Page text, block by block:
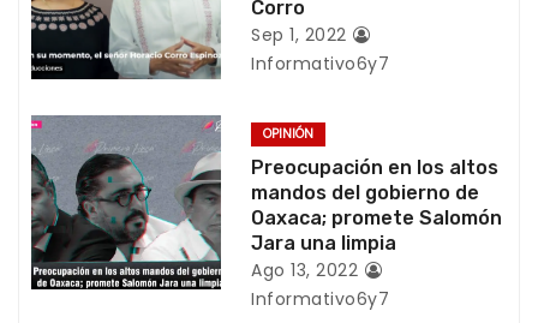
e
e
n
t
r
a
Corro
Sep 1, 2022
Informativo6y7
OPINIÓN
Preocupación en los altos
mandos del gobierno de
Oaxaca; promete Salomón
Jara una limpia
Ago 13, 2022
Informativo6y7